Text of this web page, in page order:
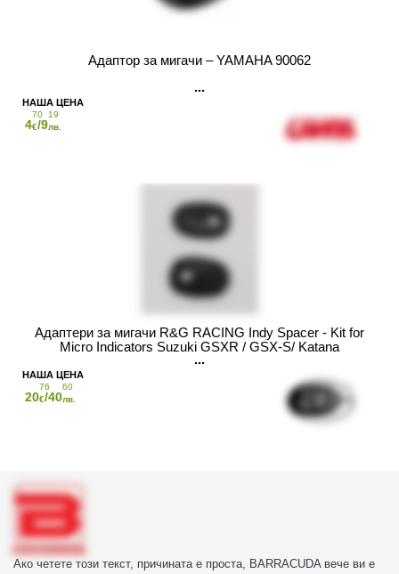
Ако четете този текст, причината е проста, BARRACUDA вече ви е
Адаптор за мигачи – YAMAHA 90062
4
70
€/9
19
лв.
Адаптери за мигачи R&G RACING Indy Spacer - Kit for
Micro Indicators Suzuki GSXR / GSX-S/ Katana
20
76
€/40
60
лв.